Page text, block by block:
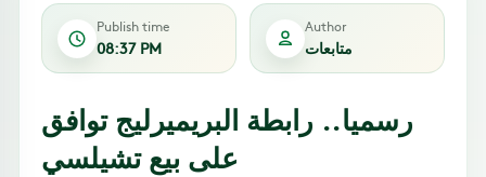
Publish time
08:37 PM
Author
متابعات
رسميا.. رابطة البريميرليج توافق
على بيع تشيلسي